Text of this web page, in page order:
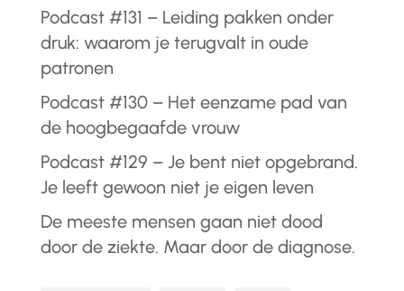
Podcast #131 – Leiding pakken onder
druk: waarom je terugvalt in oude
patronen
Podcast #130 – Het eenzame pad van
de hoogbegaafde vrouw
Podcast #129 – Je bent niet opgebrand.
Je leeft gewoon niet je eigen leven
De meeste mensen gaan niet dood
door de ziekte. Maar door de diagnose.